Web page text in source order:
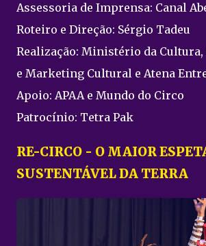
Assessoria de Imprensa: Canal
Roteiro e Direção: Sérgio Tadeu
Realização: Ministério da Cultura,
e Marketing Cultural e Atena
Apoio: APAA e Mundo do Circo
Patrocínio: Tetra Pak
RE-CIRCO - O MAIOR
SUSTENTÁVEL DA TERRA